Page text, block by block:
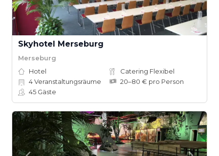
Skyhotel Merseburg
Merseburg
Hotel
Catering Flexibel
4Veranstaltungsräume
20–80 € pro Person
45 Gäste